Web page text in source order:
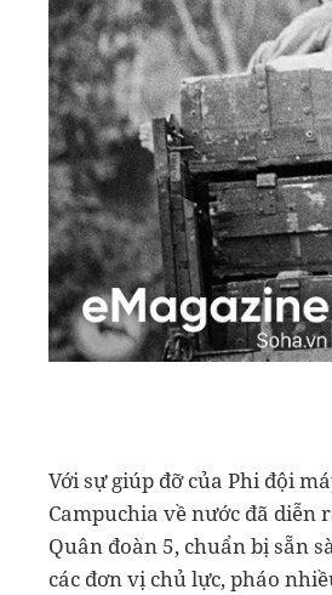
Với sự giúp đỡ của Phi đội
Campuchia về nước đã diễn
Quân đoàn 5, chuẩn bị sẵn
các đơn vị chủ lực, pháo